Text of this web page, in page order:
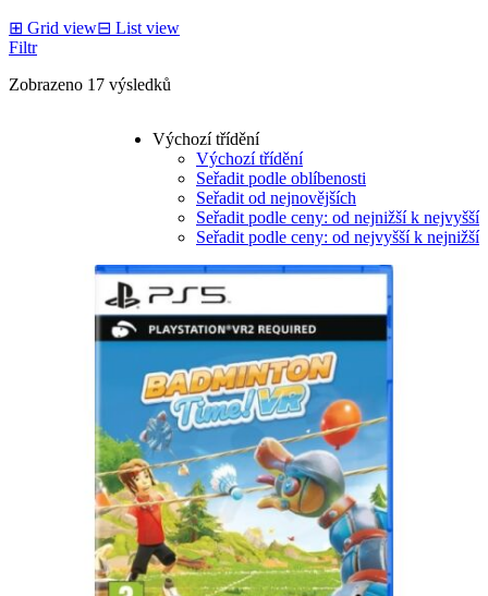
⊞ Grid view⊟ List view
Filtr
Zobrazeno 17 výsledků
Výchozí třídění
Výchozí třídění
Seřadit podle oblíbenosti
Seřadit od nejnovějších
Seřadit podle ceny: od nejnižší k nejvyšší
Seřadit podle ceny: od nejvyšší k nejnižší